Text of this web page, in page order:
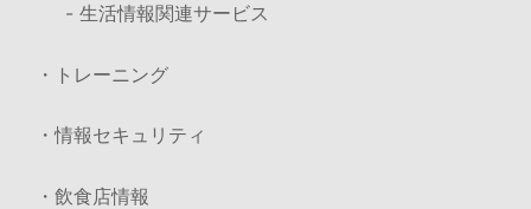
- 生活情報関連サービス
・トレーニング
・情報セキュリティ
・飲食店情報